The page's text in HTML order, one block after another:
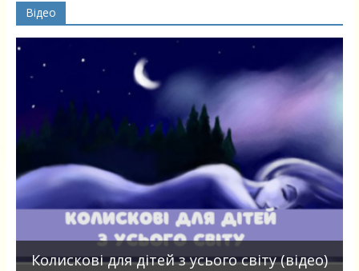
Відео
Колискові для дітей з усього світу (відео)